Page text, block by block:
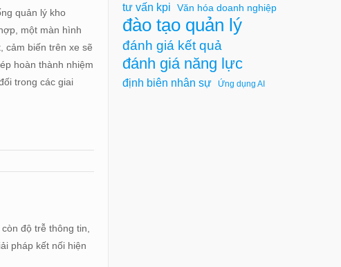
quản lý kho
một màn hình
cảm biến trên xe sẽ
hoàn thành nhiệm
trong các giai
độ trễ thông tin,
pháp kết nối hiện
tư vấn kpi Văn hóa doanh nghiệp
đào tạo quản lý
đánh giá kết quả
đánh giá năng lực
định biên nhân sự Ứng dụng AI